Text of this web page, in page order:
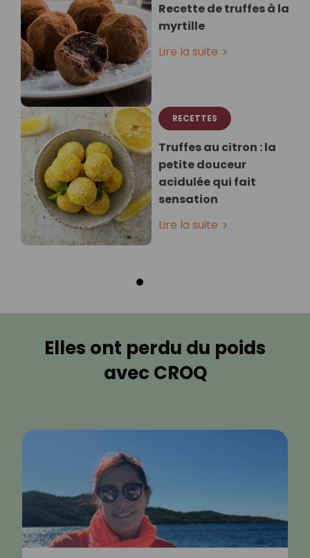
Recette de truffes à la
myrtille
Lire la suite
RECETTES
Truffes au citron : la
petite douceur
acidulée qui fait
sensation
Lire la suite
Elles ont perdu du poids
avec CROQ